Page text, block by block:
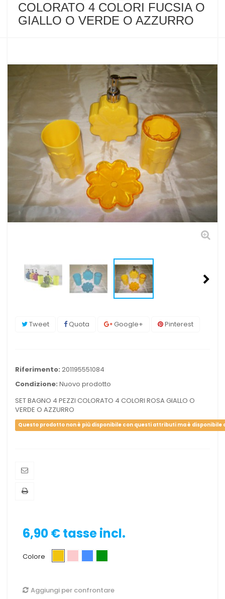
COLORATO 4 COLORI FUCSIA O
GIALLO O VERDE O AZZURRO
Tweet Quota Google+ Pinterest
Riferimento: 201195551084
Condizione: Nuovo prodotto
SET BAGNO 4 PEZZI COLORATO 4 COLORI ROSA GIALLO O
VERDE O AZZURRO
Questo prodotto non è più disponibile con questi attributi ma è disponibile
6,90 €tasse incl.
Colore
Aggiungi per confrontare